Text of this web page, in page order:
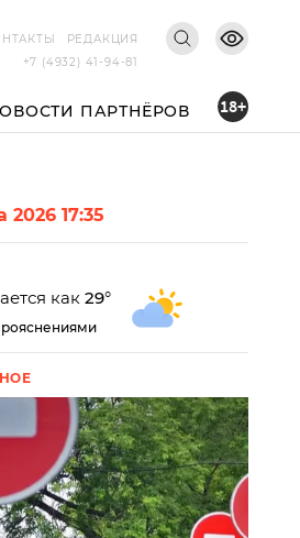
РЕДАКЦИЯ
+7 (4932) 41-94-81
ПАРТНЁРОВ 18+
2026 17:35
как 29°